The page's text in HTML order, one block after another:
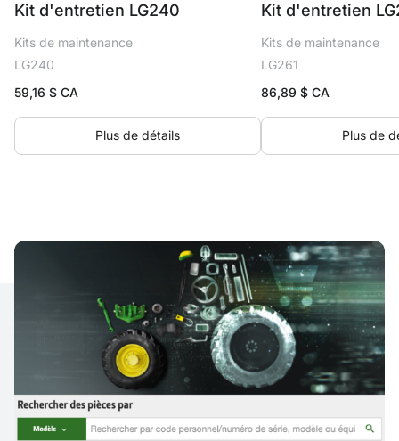
Kit d'entretien LG240
Kits de maintenance
LG240
59,16 $ CA
Plus de détails
Kit d'entretien
Kits de maintenance
LG261
86,89$ CA
Plus de